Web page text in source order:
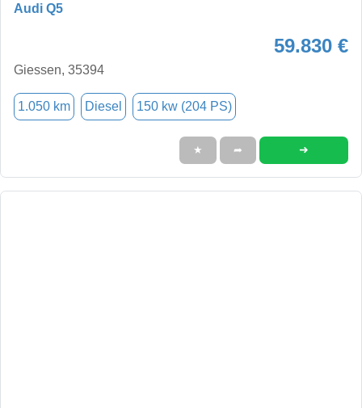
Audi Q5
59.830 €
Giessen, 35394
1.050 km Diesel 150 kw (204 PS)
★ ➦ ➜